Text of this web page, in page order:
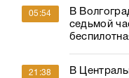
05:54
В
седьмой
21:38
В